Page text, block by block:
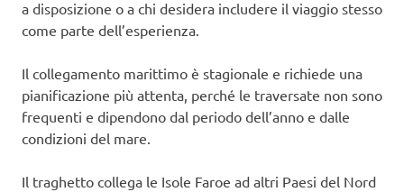
a disposizione o a chi desidera includere il viaggio stesso
come parte dell’esperienza.
Il collegamento marittimo è stagionale e richiede una
pianificazione più attenta, perché le traversate non sono
frequenti e dipendono dal periodo dell’anno e dalle
condizioni del mare.
Il traghetto collega le Isole Faroe ad altri Paesi del Nord